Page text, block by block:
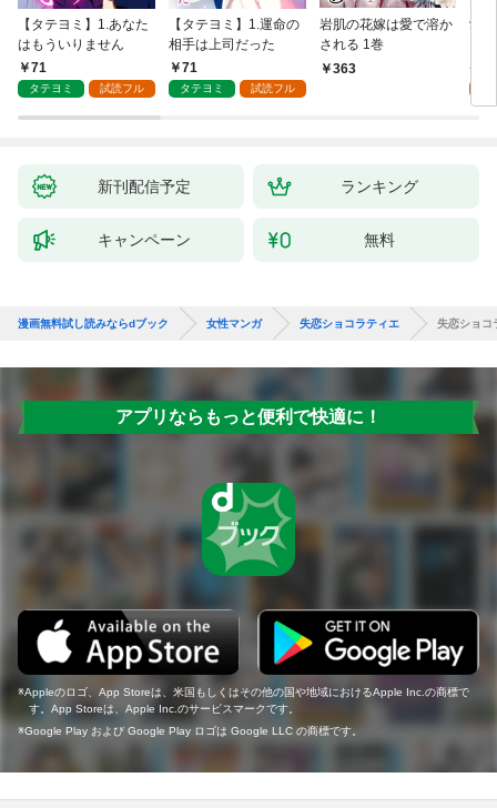
【タテヨミ】1.あなた
はもういりません
71
タテヨミ 試読フル
【タテヨミ】1.運命の
相手は上司だった
71
タテヨミ 試読フル
岩肌の花嫁は愛で溶か
される 1巻
363
愛
新刊配信予定 ランキング
キャンペーン 無料
漫画無料試し読みならdブック 女性マンガ 失恋ショコラティエ 失恋ショコ
アプリならもっと便利で快適に！
Appleのロゴ、App Storeは、米国もしくはその他の国や地域におけるApple Inc.の商標で
す。App Storeは、Apple Inc.のサービスマークです。
Google Play および Google Play ロゴは Google LLC の商標です。